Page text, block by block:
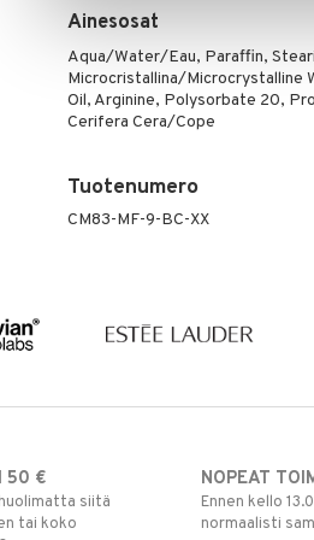
Ainesosat
Aqua/Water/Eau, Paraffin,
Microcristallina/Microcrystalline
Oil, Arginine, Polysorbate 20,
Cerifera Cera/Cope
Tuotenumero
CM83-MF-9-BC-XX
50 €
siitä
tai koko
NOPEAT
Ennen kello
normaalisti